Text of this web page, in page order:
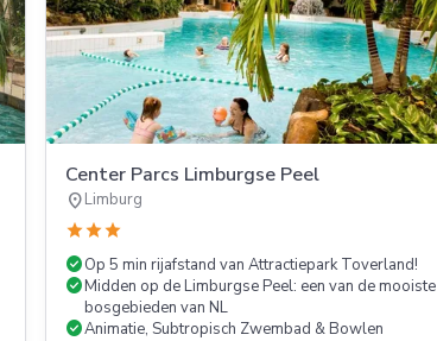
Center Parcs Limburgse Peel
location_onLimburg
starstarstar
check_circleOp 5 min rijafstand van Attractiepark Toverland!
check_circleMidden op de Limburgse Peel: een van de mooiste
bosgebieden van NL
check_circleAnimatie, Subtropisch Zwembad & Bowlen